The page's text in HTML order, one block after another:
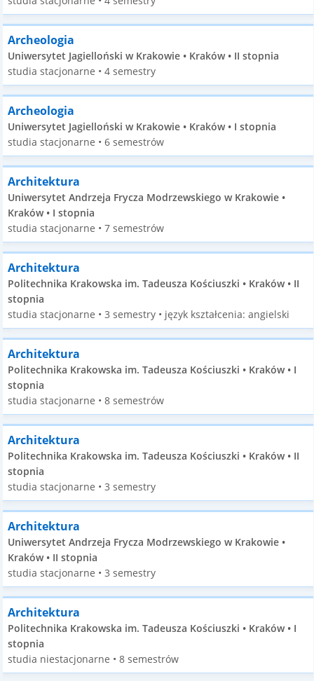
Archeologia
Uniwersytet Jagielloński w Krakowie • Kraków • II stopnia
studia stacjonarne • 4 semestry
Archeologia
Uniwersytet Jagielloński w Krakowie • Kraków • I stopnia
studia stacjonarne • 6 semestrów
Architektura
Uniwersytet Andrzeja Frycza Modrzewskiego w Krakowie •
Kraków • I stopnia
studia stacjonarne • 7 semestrów
Architektura
Politechnika Krakowska im. Tadeusza Kościuszki • Kraków • II
stopnia
studia stacjonarne • 3 semestry • język kształcenia: angielski
Architektura
Politechnika Krakowska im. Tadeusza Kościuszki • Kraków • I
stopnia
studia stacjonarne • 8 semestrów
Architektura
Politechnika Krakowska im. Tadeusza Kościuszki • Kraków • II
stopnia
studia stacjonarne • 3 semestry
Architektura
Uniwersytet Andrzeja Frycza Modrzewskiego w Krakowie •
Kraków • II stopnia
studia stacjonarne • 3 semestry
Architektura
Politechnika Krakowska im. Tadeusza Kościuszki • Kraków • I
stopnia
studia niestacjonarne • 8 semestrów